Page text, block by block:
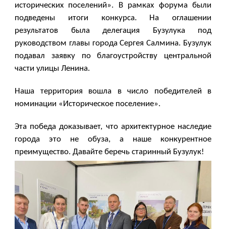
исторических поселений». В рамках форума были
подведены итоги конкурса. На оглашении
результатов была делегация Бузулука под
руководством главы города Сергея Салмина. Бузулук
подавал заявку по благоустройству центральной
части улицы Ленина.
Наша территория вошла в число победителей в
номинации «Историческое поселение».
Эта победа доказывает, что архитектурное наследие
города это не обуза, а наше конкурентное
преимущество. Давайте беречь старинный Бузулук!